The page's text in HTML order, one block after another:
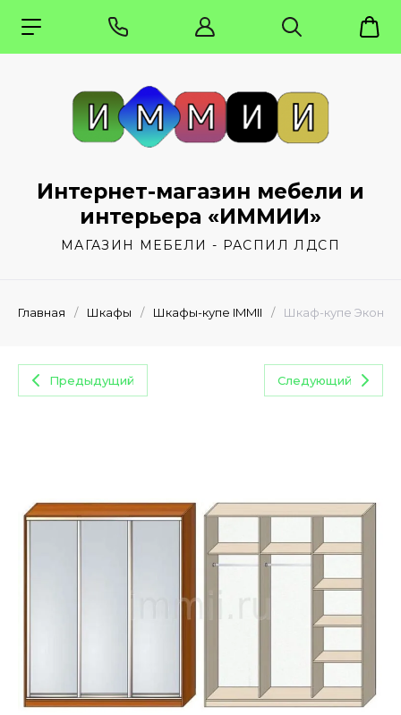
Интернет-магазин мебели и
интерьера «ИММИИ»
МАГАЗИН МЕБЕЛИ - РАСПИЛ ЛДСП
Главная / Шкафы / Шкафы-купе IMMII / Шкаф-купе
Предыдущий Следующий